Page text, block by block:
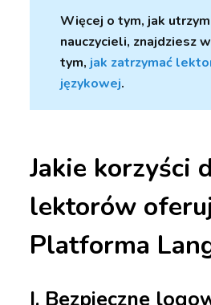
Więcej o tym, jak
nauczycieli, znajdziesz
tym, jak zatrzymać
językowej.
Jakie korzyści
lektorów
Platforma
I. Bezpieczne